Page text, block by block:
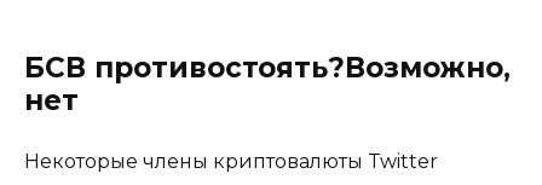
БСВ противостоять?Возможно,
нет
Некоторые члены криптовалюты Twitter